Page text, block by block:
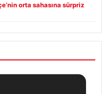
orta sahasına sürpriz